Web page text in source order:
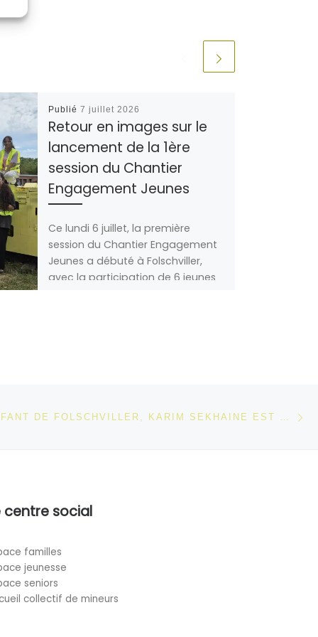
Publié 7 juillet 2026
Retour en images sur le
lancement de la 1ère
session du Chantier
Engagement Jeunes
Ce lundi 6 juillet, la première
session du Chantier Engagement
Jeunes a débuté à Folschviller,
avec la participation de 6 jeunes
MOSELLEENFANT DE FOLSCHVILLER, KARIM SEKHAINE EST UN AMBASSADEUR DU VIVRE ENSEMBLE
centre social
familles
jeunesse
seniors
collectif de mineurs